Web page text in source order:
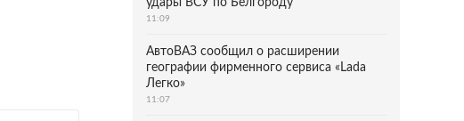
удары ВСУ по Белгороду
11:09
АвтоВАЗ сообщил о расширении
географии фирменного сервиса «Lada
Легко»
11:07